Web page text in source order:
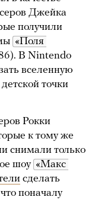
Джейка
получили
«Поля
В Nintendo
вселенную
точки
Рокки
к тому же
снимали только
шоу «Макс
сделать
поначалу